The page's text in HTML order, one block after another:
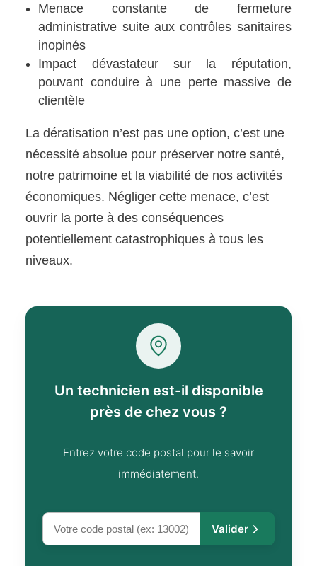
Menace constante de fermeture
administrative suite aux contrôles sanitaires
inopinés
Impact dévastateur sur la réputation,
pouvant conduire à une perte massive de
clientèle
La dératisation n’est pas une option, c’est une
nécessité absolue pour préserver notre santé,
notre patrimoine et la viabilité de nos activités
économiques. Négliger cette menace, c’est
ouvrir la porte à des conséquences
potentiellement catastrophiques à tous les
niveaux.
Un technicien est-il disponible
près de chez vous ?
Entrez votre code postal pour le savoir
immédiatement.
Valider